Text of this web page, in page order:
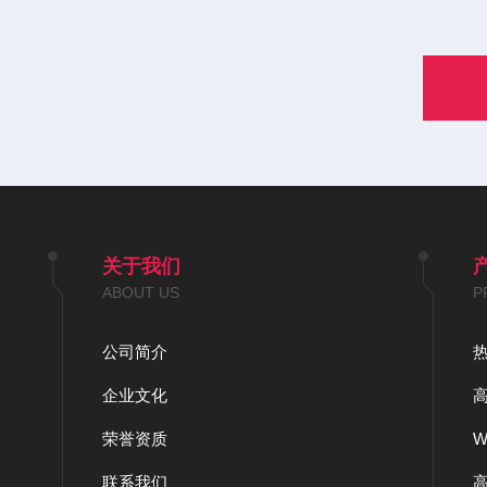
关于我们
ABOUT US
公司简介
企业文化
荣誉资质
联系我们